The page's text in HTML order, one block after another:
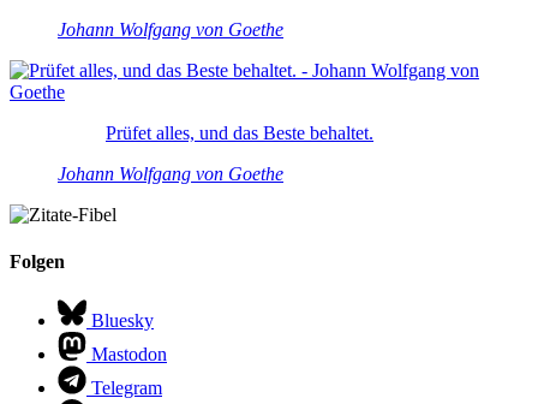
Johann Wolfgang von Goethe
Prüfet alles, und das Beste behaltet.
Johann Wolfgang von Goethe
Folgen
Bluesky
Mastodon
Telegram